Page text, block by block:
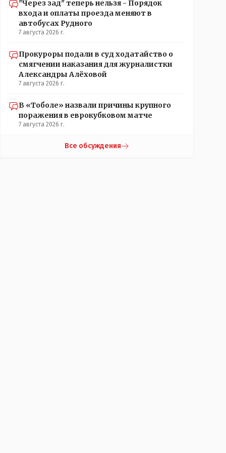
"Через зад" теперь нельзя - Порядок
входа и оплаты проезда меняют в
автобусах Рудного
7 августа 2026 г.
Прокуроры подали в суд ходатайство о
смягчении наказания для журналистки
Александры Алёховой
7 августа 2026 г.
В «Тоболе» назвали причины крупного
поражения в еврокубковом матче
7 августа 2026 г.
Все обсуждения